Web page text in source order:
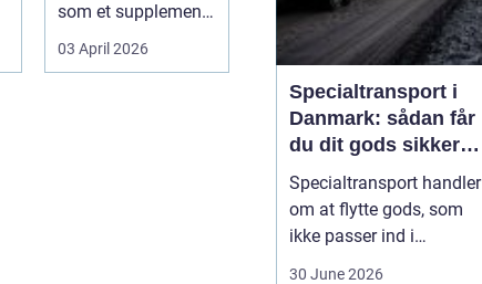
som et supplement
eller alternativ til det
off...
03 April 2026
Specialtransport i
Danmark: sådan får
du dit gods sikkert
frem
Specialtransport handler
om at flytte gods, som
ikke passer ind i
30 June 2026